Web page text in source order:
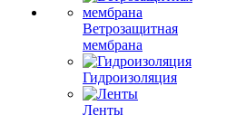
Ветрозащитная
мембрана
Гидроизоляция
Ленты